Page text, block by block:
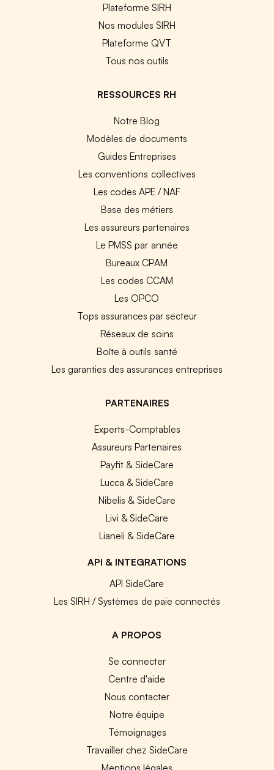
Plateforme SIRH
Nos modules SIRH
Plateforme QVT
Tous nos outils
RESSOURCES RH
Notre Blog
Modèles de documents
Guides Entreprises
Les conventions collectives
Les codes APE / NAF
Base des métiers
Les assureurs partenaires
Le PMSS par année
Bureaux CPAM
Les codes CCAM
Les OPCO
Tops assurances par secteur
Réseaux de soins
Boîte à outils santé
Les garanties des assurances entreprises
PARTENAIRES
Experts-Comptables
Assureurs Partenaires
Payfit & SideCare
Lucca & SideCare
Nibelis & SideCare
Livi & SideCare
Lianeli & SideCare
API & INTEGRATIONS
API SideCare
Les SIRH / Systèmes de paie connectés
A PROPOS
Se connecter
Centre d'aide
Nous contacter
Notre équipe
Témoignages
Travailler chez SideCare
Mentions légales